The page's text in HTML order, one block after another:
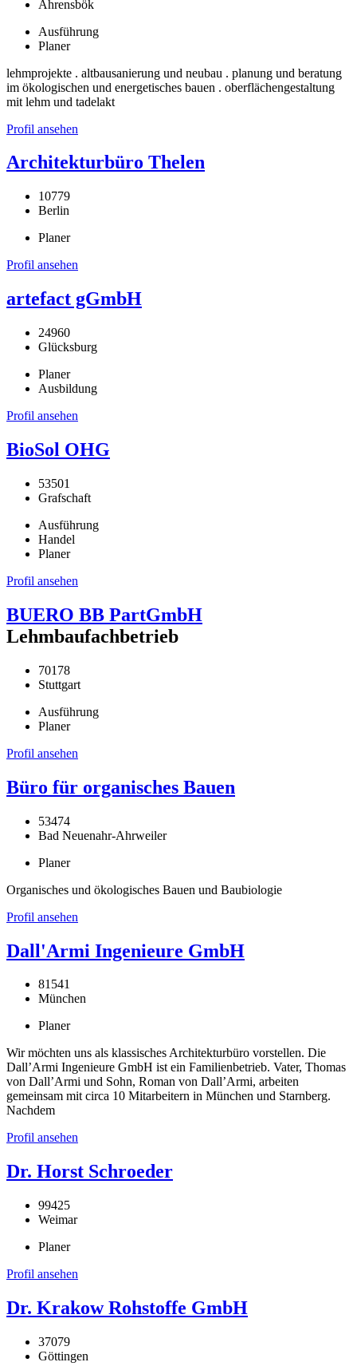
Ahrensbök
Ausführung
Planer
lehmprojekte . altbausanierung und neubau . planung und beratung
im ökologischen und energetisches bauen . oberflächengestaltung
mit lehm und tadelakt
Profil ansehen
Architekturbüro Thelen
10779
Berlin
Planer
Profil ansehen
artefact gGmbH
24960
Glücksburg
Planer
Ausbildung
Profil ansehen
BioSol OHG
53501
Grafschaft
Ausführung
Handel
Planer
Profil ansehen
BUERO BB PartGmbH
Lehmbaufachbetrieb
70178
Stuttgart
Ausführung
Planer
Profil ansehen
Büro für organisches Bauen
53474
Bad Neuenahr-Ahrweiler
Planer
Organisches und ökologisches Bauen und Baubiologie
Profil ansehen
Dall'Armi Ingenieure GmbH
81541
München
Planer
Wir möchten uns als klassisches Architekturbüro vorstellen. Die
Dall’Armi Ingenieure GmbH ist ein Familienbetrieb. Vater, Thomas
von Dall’Armi und Sohn, Roman von Dall’Armi, arbeiten
gemeinsam mit circa 10 Mitarbeitern in München und Starnberg.
Nachdem
Profil ansehen
Dr. Horst Schroeder
99425
Weimar
Planer
Profil ansehen
Dr. Krakow Rohstoffe GmbH
37079
Göttingen